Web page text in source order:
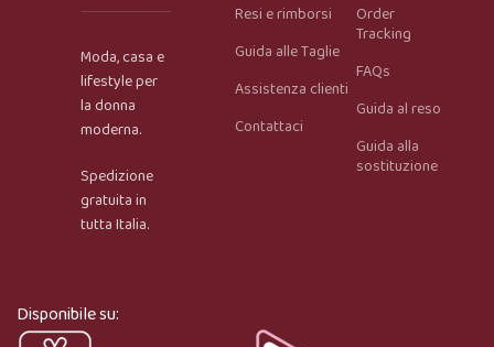
Onar AI Assistant
Moda, casa e
lifestyle per
la donna
moderna.
Spedizione
gratuita in
tutta Italia.
Resi e rimborsi
Guida alle Taglie
Assistenza clienti
Contattaci
Order
Tracking
FAQs
Guida al reso
Guida alla
sostituzione
Disponibile su: